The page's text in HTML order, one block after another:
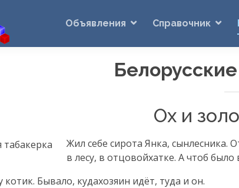
Объявления Справочник
Ох и
Жил себе сирота Янка, сынлесника.
в лесу, в отцовойхатке. А чтоб
Бывало, кудахозяин идёт, туда и он.